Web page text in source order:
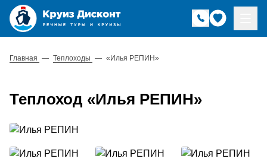
Главная — Теплоходы — «Илья РЕПИН»
Теплоход «Илья РЕПИН»